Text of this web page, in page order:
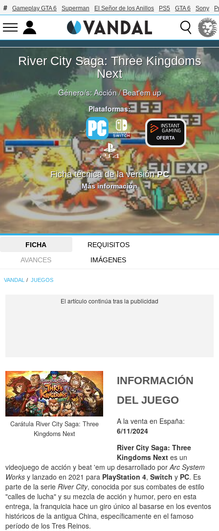
Gameplay GTA 6 Superman El Señor de los Anillos PS5 GTA 6 Sony
River City Saga: Three Kingdoms
Next
Género/s:Acción/Beat'em up
Plataformas:
OFERTA
Ficha técnica de la versiónPC
Más información
FICHA
REQUISITOS
AVANCES
IMÁGENES
VANDAL JUEGOS
Carátula River City Saga: Three
Kingdoms Next
INFORMACIÓN
DEL JUEGO
A la venta en España:
6/11/2024
River City Saga: Three
Kingdoms Next es un
videojuego de acción y beat 'em up desarrollado porArc System
Works y lanzado en 2021 para PlayStation 4,Switch y PC. Es
parte de la serie River City, conocida por sus combates de estilo
"calles de lucha" y su mezcla de acción y humor, pero en esta
entrega, la franquicia hace un giro único al basarse en los eventos
históricos de la antigua China, específicamente en el famoso
período de los Tres Reinos.